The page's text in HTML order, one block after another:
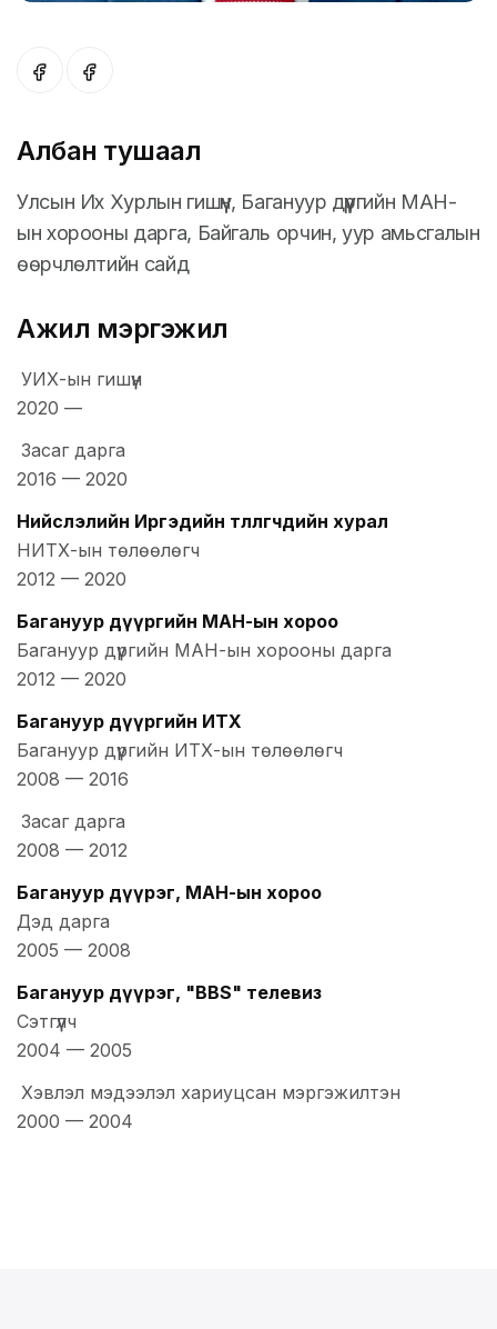
Албан тушаал
Улсын Их Хурлын гишүүн, Багануур дүүргийн МАН-
ын хорооны дарга, Байгаль орчин, уур амьсгалын
өөрчлөлтийн сайд
Ажил мэргэжил
УИХ-ын гишүүн
2020 —
Засаг дарга
2016 — 2020
Нийслэлийн Иргэдийн төлөөлөгчдийн хурал
НИТХ-ын төлөөлөгч
2012 — 2020
Багануур дүүргийн МАН-ын хороо
Багануур дүүргийн МАН-ын хорооны дарга
2012 — 2020
Багануур дүүргийн ИТХ
Багануур дүүргийн ИТХ-ын төлөөлөгч
2008 — 2016
Засаг дарга
2008 — 2012
Багануур дүүрэг, МАН-ын хороо
Дэд дарга
2005 — 2008
Багануур дүүрэг, "BBS" телевиз
Сэтгүүлч
2004 — 2005
Хэвлэл мэдээлэл хариуцсан мэргэжилтэн
2000 — 2004